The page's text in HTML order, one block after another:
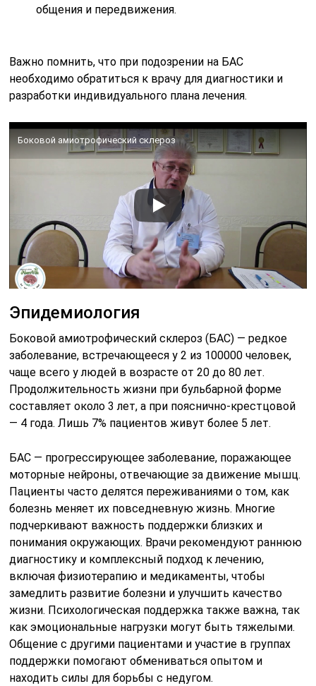
общения и передвижения.
Важно помнить, что при подозрении на БАС
необходимо обратиться к врачу для диагностики и
разработки индивидуального плана лечения.
Боковой амиотрофический склероз
Эпидемиология
Боковой амиотрофический склероз (БАС) — редкое
заболевание, встречающееся у 2 из 100000 человек,
чаще всего у людей в возрасте от 20 до 80 лет.
Продолжительность жизни при бульбарной форме
составляет около 3 лет, а при пояснично-крестцовой
— 4 года. Лишь 7% пациентов живут более 5 лет.
БАС — прогрессирующее заболевание, поражающее
моторные нейроны, отвечающие за движение мышц.
Пациенты часто делятся переживаниями о том, как
болезнь меняет их повседневную жизнь. Многие
подчеркивают важность поддержки близких и
понимания окружающих. Врачи рекомендуют раннюю
диагностику и комплексный подход к лечению,
включая физиотерапию и медикаменты, чтобы
замедлить развитие болезни и улучшить качество
жизни. Психологическая поддержка также важна, так
как эмоциональные нагрузки могут быть тяжелыми.
Общение с другими пациентами и участие в группах
поддержки помогают обмениваться опытом и
находить силы для борьбы с недугом.